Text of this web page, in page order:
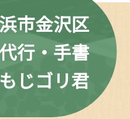
市金沢区
行・手書
じゴリ君